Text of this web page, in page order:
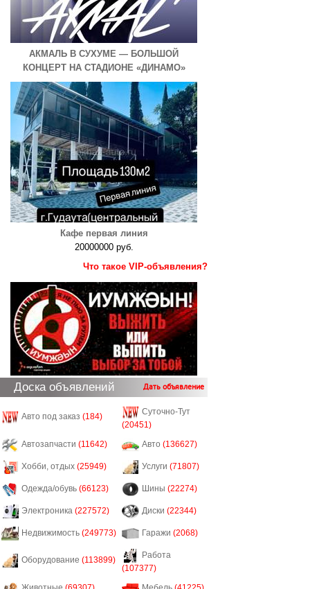
АКМАЛЬ В СУХУМЕ — БОЛЬШОЙ
КОНЦЕРТ НА СТАДИОНЕ «ДИНАМО»
Кафе первая линия
20000000 руб.
Что такое VIP-объявления?
Доска объявлений Дать объявление
Авто под заказ (184)
Суточно-Тут
(20451)
Автозапчасти (11642) Авто (136627)
Хобби, отдых (25949) Услуги (71807)
Одежда/обувь (66123) Шины (22274)
Электроника (227572) Диски (22344)
Недвижимость (249773) Гаражи (2068)
Оборудование (113899)
Работа
(107377)